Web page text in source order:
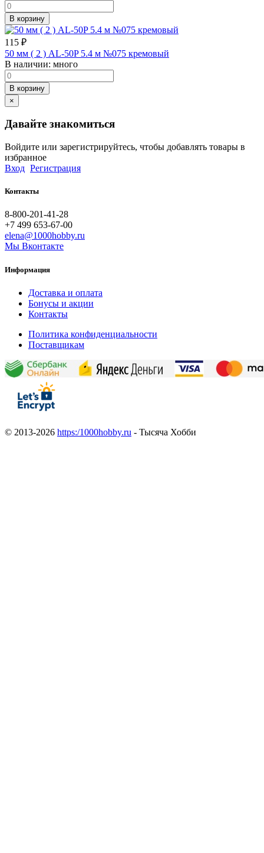
В корзину
115 ₽
50 мм ( 2 ) AL-50P 5.4 м №075 кремовый
В наличии: много
В корзину
×
Давайте знакомиться
Войдите или зарегистрируйтесь, чтобы добавлять товары в
избранное
Вход Регистрация
Контакты
8-800-201-41-28
+7 499 653-67-00
elena@1000hobby.ru
Мы Вконтакте
Информация
Доставка и оплата
Бонусы и акции
Контакты
Политика конфиденциальности
Поставщикам
© 2013-2026 https:/1000hobby.ru - Тысяча Хобби